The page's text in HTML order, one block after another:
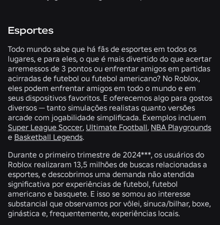
Esportes
Todo mundo sabe que há fãs de esportes em todos os
lugares, e para eles, o que é mais divertido do que acertar
arremessos de 3 pontos ou enfrentar amigos em partidas
acirradas de futebol ou futebol americano? No Roblox,
eles podem enfrentar amigos em todo o mundo e em
seus dispositivos favoritos. E oferecemos algo para gostos
diversos — tanto simulações realistas quanto versões
arcade com jogabilidade simplificada. Exemplos incluem
Super League Soccer, Ultimate Football, NBA Playgrounds
e Basketball Legends.
Durante o primeiro trimestre de 2024***, os usuários do
Roblox realizaram 13,5 milhões de buscas relacionadas a
esportes, e descobrimos uma demanda não atendida
significativa por experiências de futebol, futebol
americano e basquete. E isso se somou ao interesse
substancial que observamos por vôlei, sinuca/bilhar, boxe,
ginástica e, frequentemente, experiências locais.